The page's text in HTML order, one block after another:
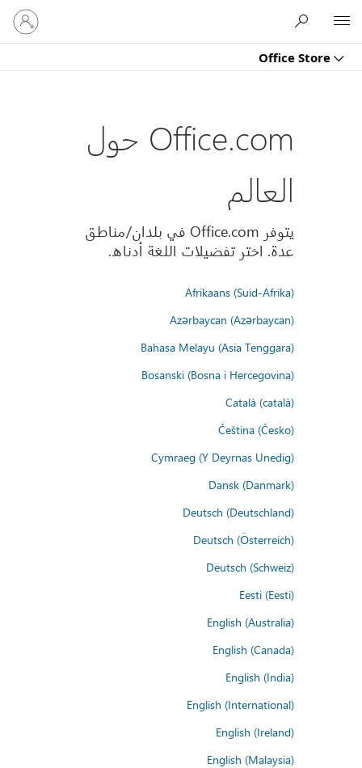
Office Store
تسجيل
الدخول
إلى
Office.com حول
العالم
يتوفر Office.com في بلدان/مناطق
عدة. اختر تفضيلات اللغة أدناه.
Afrikaans (Suid-Afrika)
Azərbaycan (Azərbaycan)
Bahasa Melayu (Asia Tenggara)
Bosanski (Bosna i Hercegovina)
Català (català)
Čeština (Česko)
Cymraeg (Y Deyrnas Unedig)
Dansk (Danmark)
Deutsch (Deutschland)
Deutsch (Österreich)
Deutsch (Schweiz)
Eesti (Eesti)
English (Australia)
English (Canada)
English (India)
English (International)
English (Ireland)
English (Malaysia)